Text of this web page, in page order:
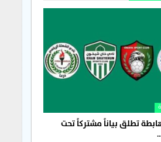
تطلق بياناً مشتركاً تحت